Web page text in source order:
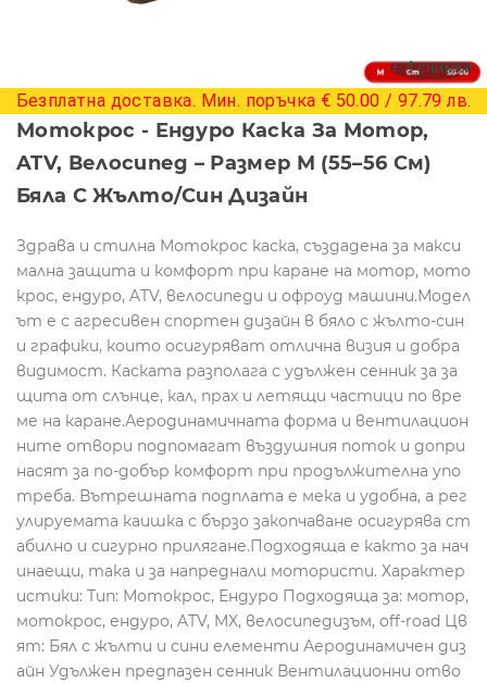
+ 4 снимки
Безплатна доставка. Мин. поръчка € 50.00 / 97.79 лв.
Мотокрос - Ендуро Каска За Мотор,
ATV, Велосипед – Размер M (55–56 См)
Бяла С Жълто/син Дизайн
Здрава и стилна Mотокрос каска, създадена за макси
мална защита и комфорт при каране на мотор, мото
крос, ендуро, ATV, велосипеди и офроуд машини.Модел
ът е с агресивен спортен дизайн в бяло с жълто-син
и графики, които осигуряват отлична визия и добра
видимост. Каската разполага с удължен сенник за за
щита от слънце, кал, прах и летящи частици по вре
ме на каране.Аеродинамичната форма и вентилацион
ните отвори подпомагат въздушния поток и допри
насят за по-добър комфорт при продължителна упо
треба. Вътрешната подплата е мека и удобна, а рег
улируемата каишка с бързо закопчаване осигурява ст
абилно и сигурно прилягане.Подходяща е както за нач
инаещи, така и за напреднали мотористи. Характер
истики: Тип: Мотокрос, Ендуро Подходяща за: мотор,
мотокрос, ендуро, ATV, MX, велосипедизъм, off-road Цв
ят: Бял с жълти и сини елементи Аеродинамичен диз
айн Удължен предпазен сенник Вентилационни отво